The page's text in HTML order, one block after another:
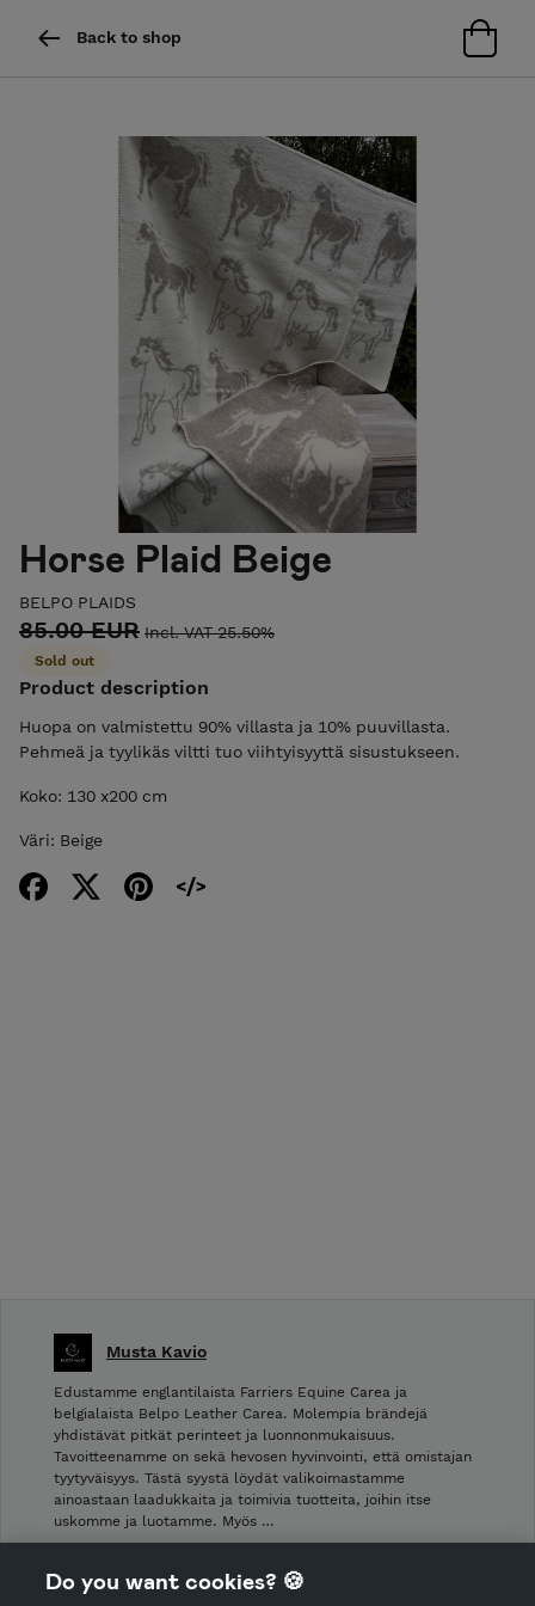
Back to shop
Horse Plaid Beige
BELPO PLAIDS
85.00 EUR Incl. VAT 25.50%
Sold out
Product description
Huopa on valmistettu 90% villasta ja 10% puuvillasta.
Pehmeä ja tyylikäs viltti tuo viihtyisyyttä sisustukseen.
Koko: 130 x200 cm
Väri: Beige
Musta Kavio
Edustamme englantilaista Farriers Equine Carea ja
belgialaista Belpo Leather Carea. Molempia brändejä
yhdistävät pitkät perinteet ja luonnonmukaisuus.
Tavoitteenamme on sekä hevosen hyvinvointi, että omistajan
tyytyväisyys. Tästä syystä löydät valikoimastamme
ainoastaan laadukkaita ja toimivia tuotteita, joihin itse
uskomme ja luotamme. Myös …
Shop privacy policy
Do you want cookies? 🍪